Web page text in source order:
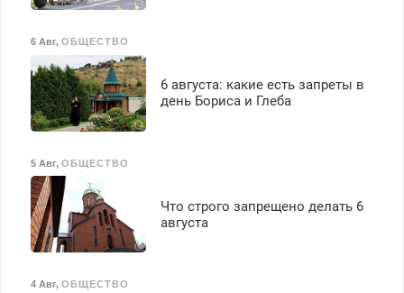
6 Авг, ОБЩЕСТВО
6 августа: какие есть запреты в
день Бориса и Глеба
5 Авг, ОБЩЕСТВО
Что строго запрещено делать 6
августа
4 Авг, ОБЩЕСТВО